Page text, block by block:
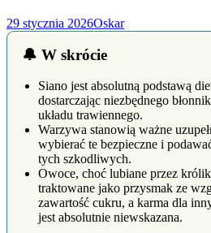
29 stycznia 2026Oskar
🔔 W skrócie
Siano jest absolutną podstawą
dostarczając niezbędnego
układu trawiennego.
Warzywa stanowią ważne
wybierać te bezpieczne i
tych szkodliwych.
Owoce, choć lubiane przez
traktowane jako przysmak ze
zawartość cukru, a karma dla
jest absolutnie niewskazana.